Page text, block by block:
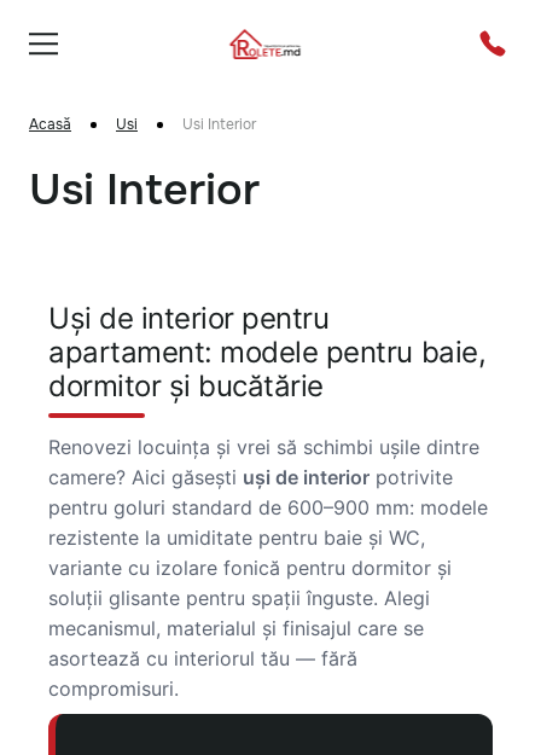
Acasă Usi Usi Interior
Usi Interior
Uși de interior pentru
apartament: modele pentru baie,
dormitor și bucătărie
Renovezi locuința și vrei să schimbi ușile dintre
camere? Aici găsești uși de interior potrivite
pentru goluri standard de 600–900 mm: modele
rezistente la umiditate pentru baie și WC,
variante cu izolare fonică pentru dormitor și
soluții glisante pentru spații înguste. Alegi
mecanismul, materialul și finisajul care se
asortează cu interiorul tău — fără
compromisuri.